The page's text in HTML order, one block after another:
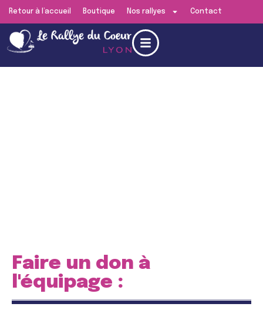
Retour à l’accueil Boutique Nos rallyes Contact
Faire un don à
l'équipage :